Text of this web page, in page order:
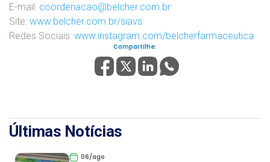
E-mail: coordenacao@belcher.com.br
Site: www. belcher.com.br/siavs
Redes Sociais: www.instagram.com/belcherfarmaceutica
Compartilhe:
Últimas Notícias
06/ago